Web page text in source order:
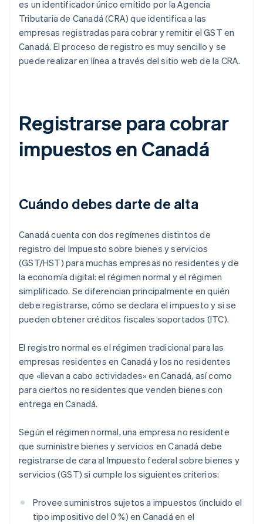
es un identificador único emitido por la Agencia
Tributaria de Canadá (CRA) que identifica a las
empresas registradas para cobrar y remitir el GST en
Canadá. El proceso de registro es muy sencillo y se
puede realizar en línea a través del sitio web de la CRA.
Registrarse para cobrar
impuestos en Canadá
Cuándo debes darte de alta
Canadá cuenta con dos regímenes distintos de
registro del Impuesto sobre bienes y servicios
(GST/HST) para muchas empresas no residentes y de
la economía digital: el régimen normal y el régimen
simplificado. Se diferencian principalmente en quién
debe registrarse, cómo se declara el impuesto y si se
pueden obtener créditos fiscales soportados (ITC).
El registro normal es el régimen tradicional para las
empresas residentes en Canadá y los no residentes
que «llevan a cabo actividades» en Canadá, así como
para ciertos no residentes que venden bienes con
entrega en Canadá.
Según el régimen normal, una empresa no residente
que suministre bienes y servicios en Canadá debe
registrarse de cara al Impuesto federal sobre bienes y
servicios (GST) si cumple los siguientes criterios:
Provee suministros sujetos a impuestos (incluido el
tipo impositivo del 0 %) en Canadá en el